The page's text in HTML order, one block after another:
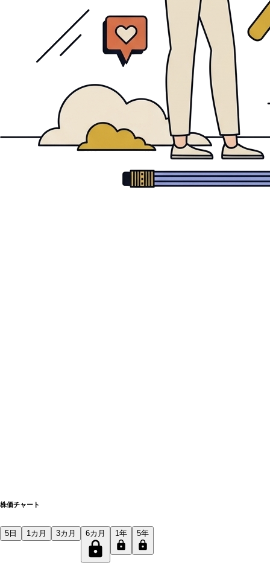
株価チャート
5日 1カ月 3カ月 6カ月 1年 5年